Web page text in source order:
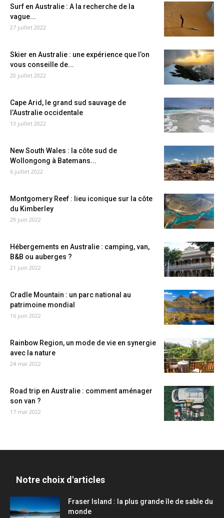
Surf en Australie : A la recherche de la
vague...
27 juillet 2022
Skier en Australie : une expérience que l’on
vous conseille de...
20 juillet 2022
Cape Arid, le grand sud sauvage de
l’Australie occidentale
13 juillet 2022
New South Wales : la côte sud de
Wollongong à Batemans...
6 juillet 2022
Montgomery Reef : lieu iconique sur la côte
du Kimberley
29 juin 2022
Hébergements en Australie : camping, van,
B&B ou auberges ?
21 juin 2022
Cradle Mountain : un parc national au
patrimoine mondial
16 juin 2022
Rainbow Region, un mode de vie en synergie
avec la nature
24 mai 2022
Road trip en Australie : comment aménager
son van ?
17 mai 2022
Notre choix d'articles
Fraser Island : la plus grande île de sable du
monde